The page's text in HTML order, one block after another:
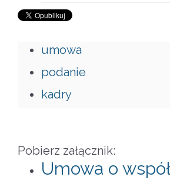
umowa
podanie
kadry
Pobierz załącznik:
Umowa o